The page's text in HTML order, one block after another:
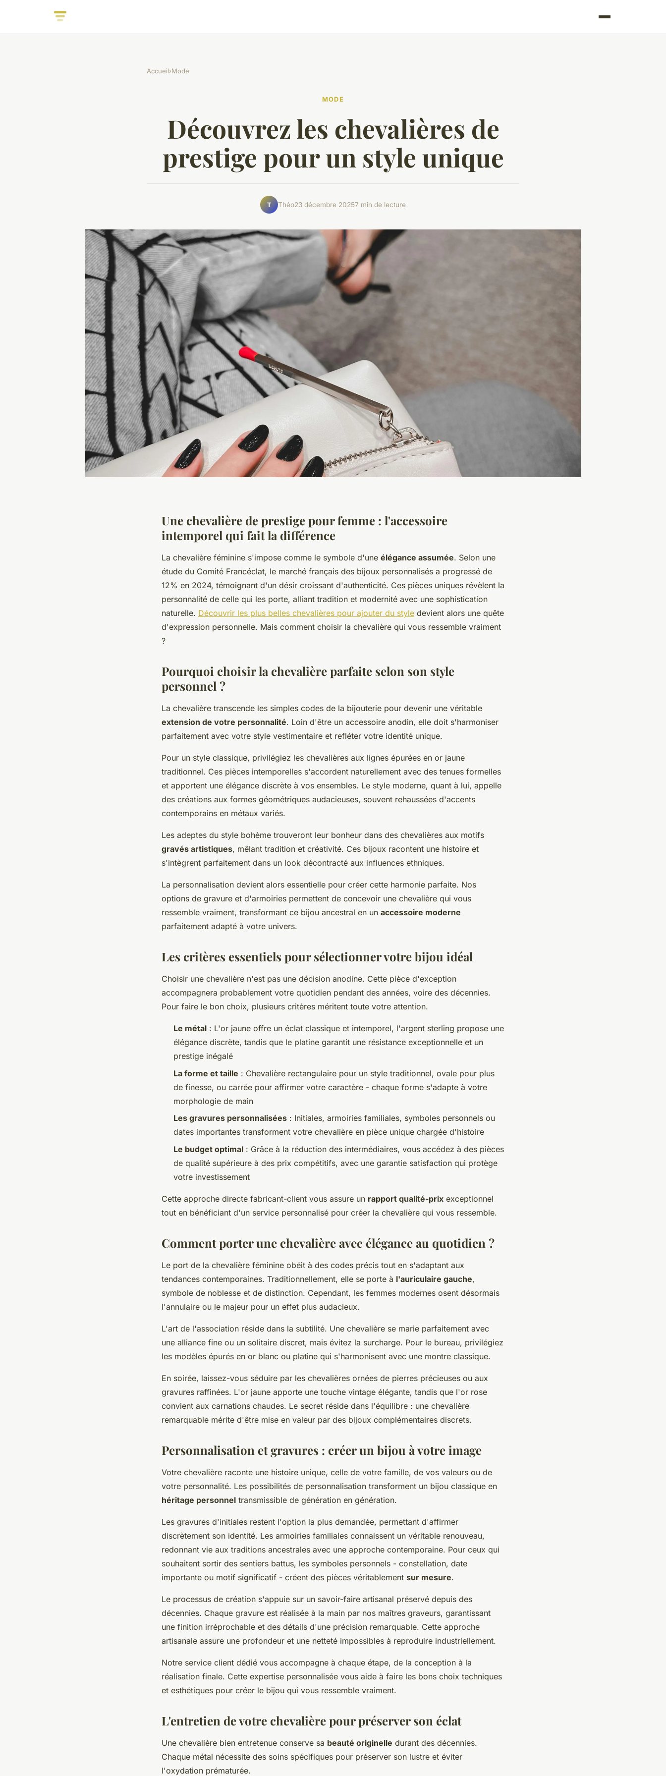
Accueil›Mode
MODE
Découvrez les chevalières de
prestige pour un style unique
T Théo23 décembre 20257 min de lecture
Une chevalière de prestige pour femme : l'accessoire
intemporel qui fait la différence
La chevalière féminine s'impose comme le symbole d'une élégance assumée. Selon une
étude du Comité Francéclat, le marché français des bijoux personnalisés a progressé de
12% en 2024, témoignant d'un désir croissant d'authenticité. Ces pièces uniques révèlent la
personnalité de celle qui les porte, alliant tradition et modernité avec une sophistication
naturelle. Découvrir les plus belles chevalières pour ajouter du style devient alors une quête
d'expression personnelle. Mais comment choisir la chevalière qui vous ressemble vraiment
?
Pourquoi choisir la chevalière parfaite selon son style
personnel ?
La chevalière transcende les simples codes de la bijouterie pour devenir une véritable
extension de votre personnalité. Loin d'être un accessoire anodin, elle doit s'harmoniser
parfaitement avec votre style vestimentaire et refléter votre identité unique.
Pour un style classique, privilégiez les chevalières aux lignes épurées en or jaune
traditionnel. Ces pièces intemporelles s'accordent naturellement avec des tenues formelles
et apportent une élégance discrète à vos ensembles. Le style moderne, quant à lui, appelle
des créations aux formes géométriques audacieuses, souvent rehaussées d'accents
contemporains en métaux variés.
Les adeptes du style bohème trouveront leur bonheur dans des chevalières aux motifs
gravés artistiques, mêlant tradition et créativité. Ces bijoux racontent une histoire et
s'intègrent parfaitement dans un look décontracté aux influences ethniques.
La personnalisation devient alors essentielle pour créer cette harmonie parfaite. Nos
options de gravure et d'armoiries permettent de concevoir une chevalière qui vous
ressemble vraiment, transformant ce bijou ancestral en un accessoire moderne
parfaitement adapté à votre univers.
Les critères essentiels pour sélectionner votre bijou idéal
Choisir une chevalière n'est pas une décision anodine. Cette pièce d'exception
accompagnera probablement votre quotidien pendant des années, voire des décennies.
Pour faire le bon choix, plusieurs critères méritent toute votre attention.
Le métal : L'or jaune offre un éclat classique et intemporel, l'argent sterling propose une
élégance discrète, tandis que le platine garantit une résistance exceptionnelle et un
prestige inégalé
La forme et taille : Chevalière rectangulaire pour un style traditionnel, ovale pour plus
de finesse, ou carrée pour affirmer votre caractère - chaque forme s'adapte à votre
morphologie de main
Les gravures personnalisées : Initiales, armoiries familiales, symboles personnels ou
dates importantes transforment votre chevalière en pièce unique chargée d'histoire
Le budget optimal : Grâce à la réduction des intermédiaires, vous accédez à des pièces
de qualité supérieure à des prix compétitifs, avec une garantie satisfaction qui protège
votre investissement
Cette approche directe fabricant-client vous assure un rapport qualité-prix exceptionnel
tout en bénéficiant d'un service personnalisé pour créer la chevalière qui vous ressemble.
Comment porter une chevalière avec élégance au quotidien ?
Le port de la chevalière féminine obéit à des codes précis tout en s'adaptant aux
tendances contemporaines. Traditionnellement, elle se porte à l'auriculaire gauche,
symbole de noblesse et de distinction. Cependant, les femmes modernes osent désormais
l'annulaire ou le majeur pour un effet plus audacieux.
L'art de l'association réside dans la subtilité. Une chevalière se marie parfaitement avec
une alliance fine ou un solitaire discret, mais évitez la surcharge. Pour le bureau, privilégiez
les modèles épurés en or blanc ou platine qui s'harmonisent avec une montre classique.
En soirée, laissez-vous séduire par les chevalières ornées de pierres précieuses ou aux
gravures raffinées. L'or jaune apporte une touche vintage élégante, tandis que l'or rose
convient aux carnations chaudes. Le secret réside dans l'équilibre : une chevalière
remarquable mérite d'être mise en valeur par des bijoux complémentaires discrets.
Personnalisation et gravures : créer un bijou à votre image
Votre chevalière raconte une histoire unique, celle de votre famille, de vos valeurs ou de
votre personnalité. Les possibilités de personnalisation transforment un bijou classique en
héritage personnel transmissible de génération en génération.
Les gravures d'initiales restent l'option la plus demandée, permettant d'affirmer
discrètement son identité. Les armoiries familiales connaissent un véritable renouveau,
redonnant vie aux traditions ancestrales avec une approche contemporaine. Pour ceux qui
souhaitent sortir des sentiers battus, les symboles personnels - constellation, date
importante ou motif significatif - créent des pièces véritablement sur mesure.
Le processus de création s'appuie sur un savoir-faire artisanal préservé depuis des
décennies. Chaque gravure est réalisée à la main par nos maîtres graveurs, garantissant
une finition irréprochable et des détails d'une précision remarquable. Cette approche
artisanale assure une profondeur et une netteté impossibles à reproduire industriellement.
Notre service client dédié vous accompagne à chaque étape, de la conception à la
réalisation finale. Cette expertise personnalisée vous aide à faire les bons choix techniques
et esthétiques pour créer le bijou qui vous ressemble vraiment.
L'entretien de votre chevalière pour préserver son éclat
Une chevalière bien entretenue conserve sa beauté originelle durant des décennies.
Chaque métal nécessite des soins spécifiques pour préserver son lustre et éviter
l'oxydation prématurée.